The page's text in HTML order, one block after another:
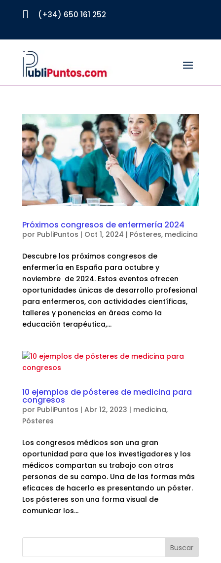
 (+34) 650 161 252
Próximos congresos de enfermería 2024
por PubliPuntos | Oct 1, 2024 | Pósteres, medicina
Descubre los próximos congresos de
enfermería en España para octubre y
noviembre de 2024. Estos eventos ofrecen
oportunidades únicas de desarrollo profesional
para enfermeros, con actividades científicas,
talleres y ponencias en áreas como la
educación terapéutica,...
10 ejemplos de pósteres de medicina para
congresos
por PubliPuntos | Abr 12, 2023 | medicina,
Pósteres
Los congresos médicos son una gran
oportunidad para que los investigadores y los
médicos compartan su trabajo con otras
personas de su campo. Una de las formas más
eficaces de hacerlo es presentando un póster.
Los pósteres son una forma visual de
comunicar los...